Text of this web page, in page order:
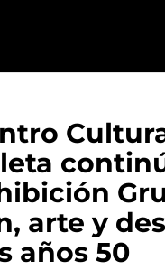
arte y
años 50